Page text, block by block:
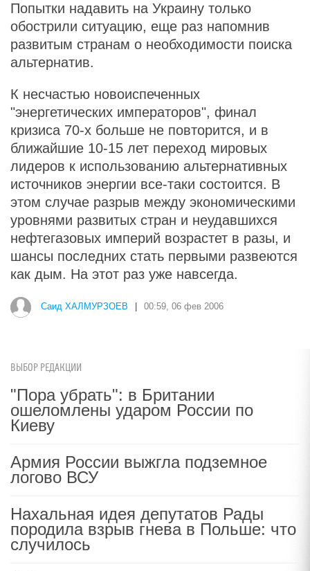
Попытки надавить на Украину только
обострили ситуацию, еще раз напомнив
развитым странам о необходимости поиска
альтернатив.
К несчастью новоиспеченных
"энергетических императоров", финал
кризиса 70-х больше не повторится, и в
ближайшие 10-15 лет переход мировых
лидеров к использованию альтернативных
источников энергии все-таки состоится. В
этом случае разрыв между экономическими
уровнями развитых стран и неудавшихся
нефтегазовых империй возрастет в разы, и
шансы последних стать первыми развеются
как дым. На этот раз уже навсегда.
Саид ХАЛМУРЗОЕВ 00:59, 06 фев 2006
ВЫБОР РЕДАКЦИИ
"Пора убрать": в Британии
ошеломлены ударом России по
Киеву
Армия России выжгла подземное
логово ВСУ
Нахальная идея депутатов Рады
породила взрыв гнева в Польше: что
случилось